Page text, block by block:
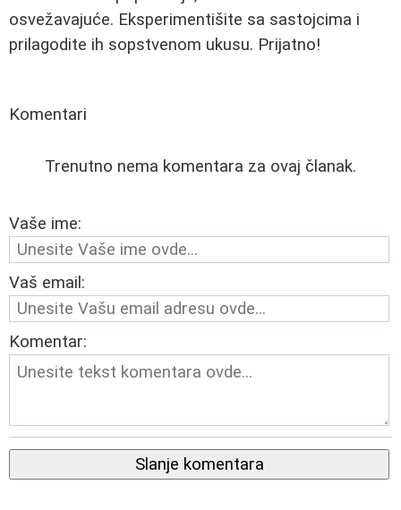
osvežavajuće. Eksperimentišite sa sastojcima i
prilagodite ih sopstvenom ukusu. Prijatno!
Komentari
Trenutno nema komentara za ovaj članak.
Vaše ime:
Vaš email:
Komentar:
Slanje komentara